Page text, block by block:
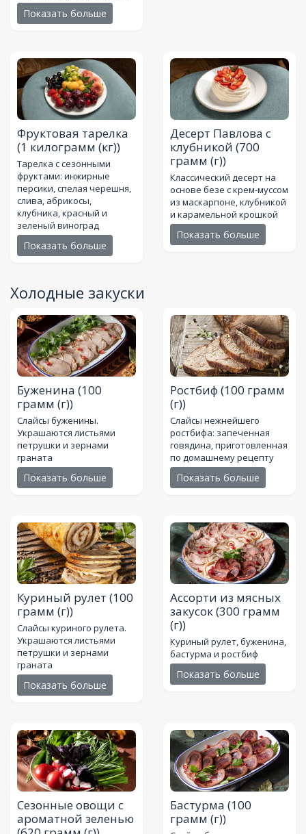
Показать больше
Фруктовая тарелка
(1 килограмм (кг))
Тарелка с сезонными
фруктами: инжирные
персики, спелая черешня,
слива, абрикосы,
клубника, красный и
зеленый виноград
Показать больше
Десерт Павлова с
клубникой (700
грамм (г))
Классический десерт на
основе безе с крем-муссом
из маскарпоне, клубникой
и карамельной крошкой
Показать больше
Холодные закуски
Буженина (100
грамм (г))
Слайсы буженины.
Украшаются листьями
петрушки и зернами
граната
Показать больше
Ростбиф (100 грамм
(г))
Слайсы нежнейшего
ростбифа: запеченная
говядина, приготовленная
по домашнему рецепту
Показать больше
Куриный рулет (100
грамм (г))
Слайсы куриного рулета.
Украшаются листьями
петрушки и зернами
граната
Показать больше
Ассорти из мясных
закусок(300 грамм
(г))
Куриный рулет, буженина,
бастурма и ростбиф
Показать больше
Сезонные овощи с
ароматной зеленью
Бастурма (100
грамм (г))